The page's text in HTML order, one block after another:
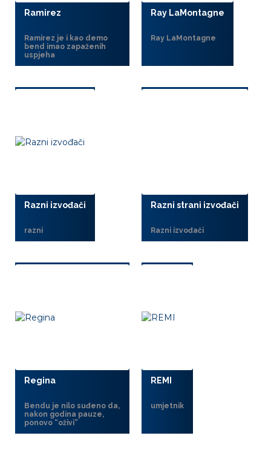
Ramirez
Ramirez je i kao demo
bend imao zapaženih
uspjeha
Ray LaMontagne
Ray LaMontagne
Razni izvođači
razni
Razni strani izvođači
Razni izvođači
Regina
Bendu je nilo suđeno da,
nakon godina pauze,
ponovo “oživi”
REMI
umjetnik